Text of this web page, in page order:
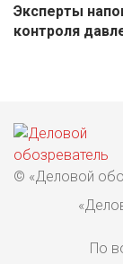
Эксперты
контроля
© «Деловой
По